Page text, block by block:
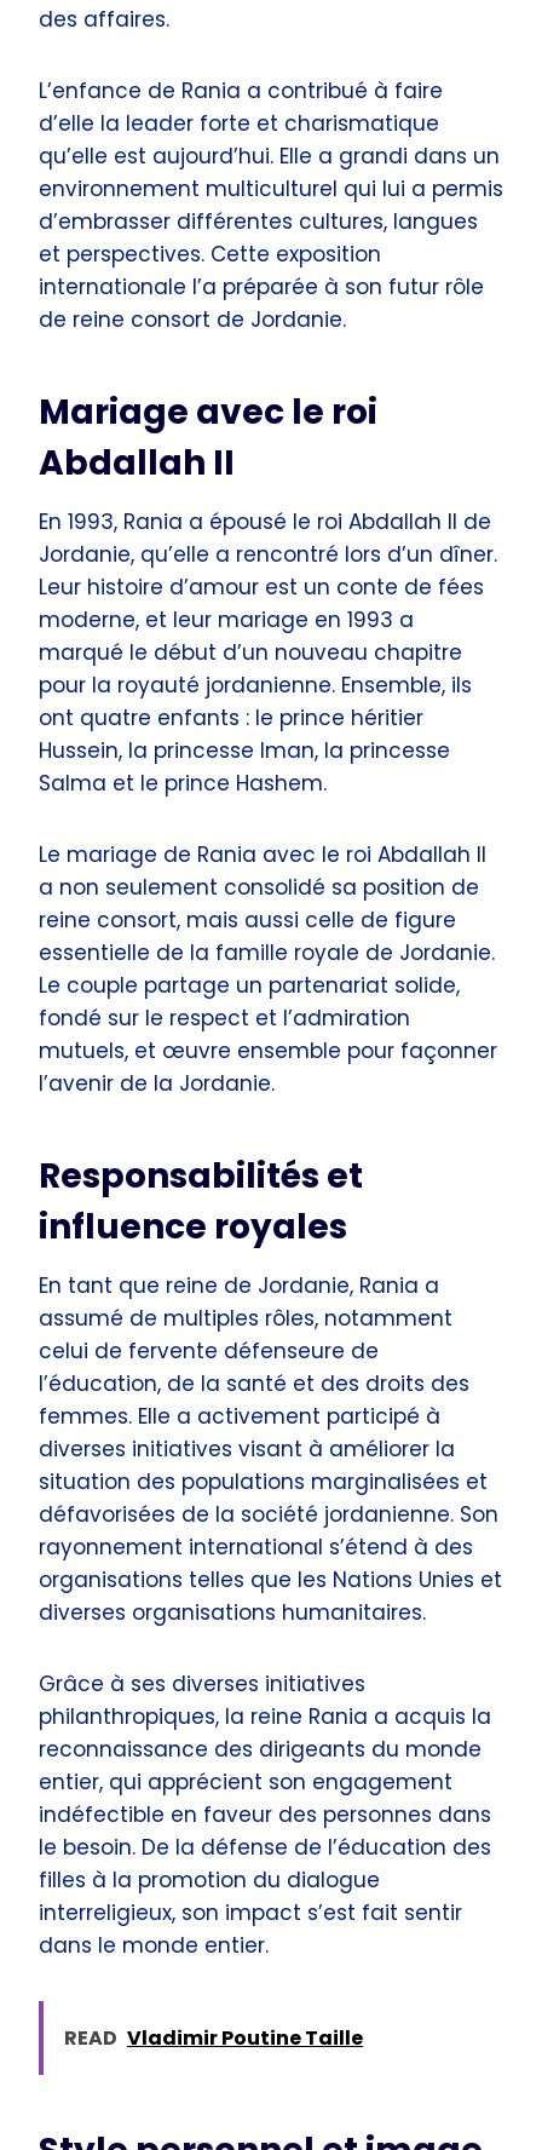
des affaires.
L’enfance de Rania a contribué à faire
d’elle la leader forte et charismatique
qu’elle est aujourd’hui. Elle a grandi dans un
environnement multiculturel qui lui a permis
d’embrasser différentes cultures, langues
et perspectives. Cette exposition
internationale l’a préparée à son futur rôle
de reine consort de Jordanie.
Mariage avec le roi
Abdallah II
En 1993, Rania a épousé le roi Abdallah II de
Jordanie, qu’elle a rencontré lors d’un dîner.
Leur histoire d’amour est un conte de fées
moderne, et leur mariage en 1993 a
marqué le début d’un nouveau chapitre
pour la royauté jordanienne. Ensemble, ils
ont quatre enfants : le prince héritier
Hussein, la princesse Iman, la princesse
Salma et le prince Hashem.
Le mariage de Rania avec le roi Abdallah II
a non seulement consolidé sa position de
reine consort, mais aussi celle de figure
essentielle de la famille royale de Jordanie.
Le couple partage un partenariat solide,
fondé sur le respect et l’admiration
mutuels, et œuvre ensemble pour façonner
l’avenir de la Jordanie.
Responsabilités et
influence royales
En tant que reine de Jordanie, Rania a
assumé de multiples rôles, notamment
celui de fervente défenseure de
l’éducation, de la santé et des droits des
femmes. Elle a activement participé à
diverses initiatives visant à améliorer la
situation des populations marginalisées et
défavorisées de la société jordanienne. Son
rayonnement international s’étend à des
organisations telles que les Nations Unies et
diverses organisations humanitaires.
Grâce à ses diverses initiatives
philanthropiques, la reine Rania a acquis la
reconnaissance des dirigeants du monde
entier, qui apprécient son engagement
indéfectible en faveur des personnes dans
le besoin. De la défense de l’éducation des
filles à la promotion du dialogue
interreligieux, son impact s’est fait sentir
dans le monde entier.
READ Vladimir Poutine Taille